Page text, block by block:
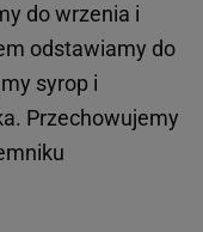
do wrzenia i
odstawiamy do
syrop i
Przechowujemy